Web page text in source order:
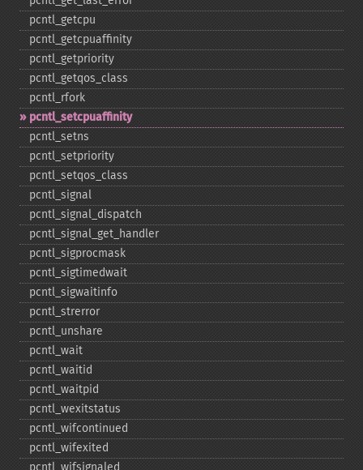
pcntl_​getcpu
pcntl_​getcpuaffinity
pcntl_​getpriority
pcntl_​getqos_​class
pcntl_​rfork
pcntl_​setcpuaffinity
pcntl_​setns
pcntl_​setpriority
pcntl_​setqos_​class
pcntl_​signal
pcntl_​signal_​dispatch
pcntl_​signal_​get_​handler
pcntl_​sigprocmask
pcntl_​sigtimedwait
pcntl_​sigwaitinfo
pcntl_​strerror
pcntl_​unshare
pcntl_​wait
pcntl_​waitid
pcntl_​waitpid
pcntl_​wexitstatus
pcntl_​wifcontinued
pcntl_​wifexited
pcntl_​wifsignaled